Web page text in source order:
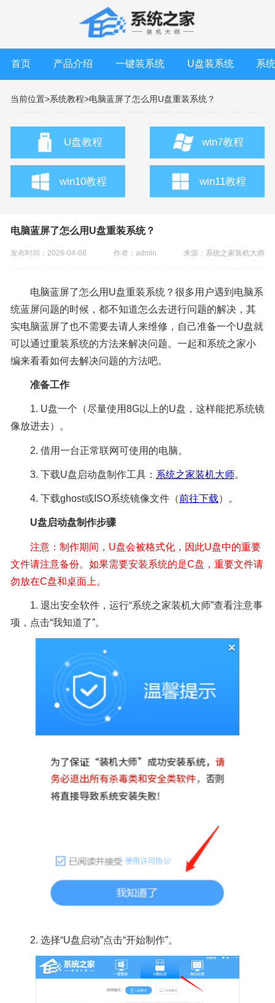
首页 产品介绍 一键装系统 U盘装系统 系
当前位置>系统教程>电脑蓝屏了怎么用U盘重装系统？
U盘教程 win7教程
win10教程 win11教程
电脑蓝屏了怎么用U盘重装系统？
发布时间：2026-04-08 作者：admin 来源： 系统之家装机大师
电脑蓝屏了怎么用U盘重装系统？很多用户遇到电脑系
统蓝屏问题的时候，都不知道怎么去进行问题的解决，其
实电脑蓝屏了也不需要去请人来维修，自己准备一个U盘就
可以通过重装系统的方法来解决问题。一起和系统之家小
编来看看如何去解决问题的方法吧。
准备工作
1. U盘一个（尽量使用8G以上的U盘，这样能把系统镜
像放进去）。
2. 借用一台正常联网可使用的电脑。
3. 下载U盘启动盘制作工具： 系统之家装机大师。
4. 下载ghost或ISO系统镜像文件（前往下载）。
U盘启动盘制作步骤
注意：制作期间，U盘会被格式化，因此U盘中的重要
文件请注意备份。如果需要安装系统的是C盘，重要文件请
勿放在C盘和桌面上。
1. 退出安全软件，运行“系统之家装机大师”查看注意事
项，点击“我知道了”。
2. 选择“U盘启动”点击“开始制作”。